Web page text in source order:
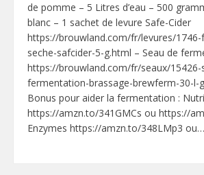
de pomme – 5 Litres d’eau – 500
blanc – 1 sachet de levure Safe-Cider
https://brouwland.com/fr/levures/
seche-safcider-5-g.html – Seau de
https://brouwland.com/fr/seaux/15426-
fermentation-brassage-brewferm-30-l-
Bonus pour aider la fermentation :
https://amzn.to/341GMCs ou https://
Enzymes https://amzn.to/348LMp3 ou…